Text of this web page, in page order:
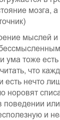
мозга,
мыслей и
ума тоже
что
есть нечто
норовят
поведении
и